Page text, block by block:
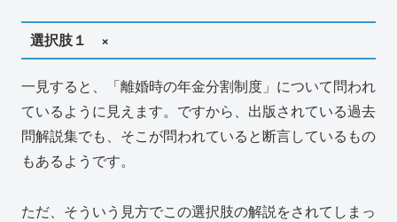
選択肢１ ×
一見すると、「離婚時の年金分割制度」について問われ
ているように見えます。ですから、出版されている過去
問解説集でも、そこが問われていると断言しているもの
もあるようです。
ただ、そういう見方でこの選択肢の解説をされてしまっ